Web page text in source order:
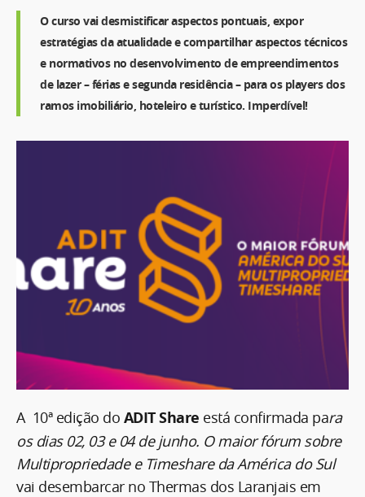
O curso vai desmistificar aspectos pontuais, expor
estratégias da atualidade e compartilhar aspectos técnicos
e normativos no desenvolvimento de empreendimentos
de lazer – férias e segunda residência – para os players dos
ramos imobiliário, hoteleiro e turístico. Imperdível!
A 10ª edição do ADIT Share está confirmada para
os dias 02, 03 e 04 de junho. O maior fórum sobre
Multipropriedade e Timeshare da América do Sul
vai desembarcar no Thermas dos Laranjais em